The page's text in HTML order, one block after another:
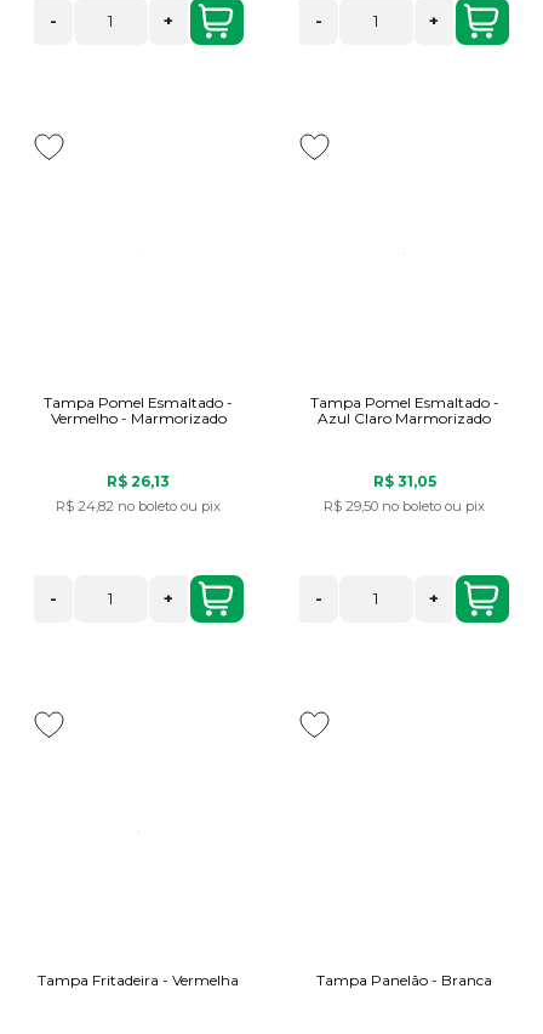
- + - +
Tampa Pomel Esmaltado -
Vermelho - Marmorizado
R$ 26,13
R$ 24,82 no boleto ou pix
- +
Tampa Pomel Esmaltado -
Azul Claro Marmorizado
R$ 31,05
R$ 29,50 no boleto ou pix
- +
Tampa Fritadeira - Vermelha Tampa Panelão - Branca